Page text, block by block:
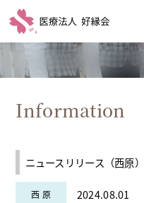
Information
ニュースリリース（西原
2024.08.01